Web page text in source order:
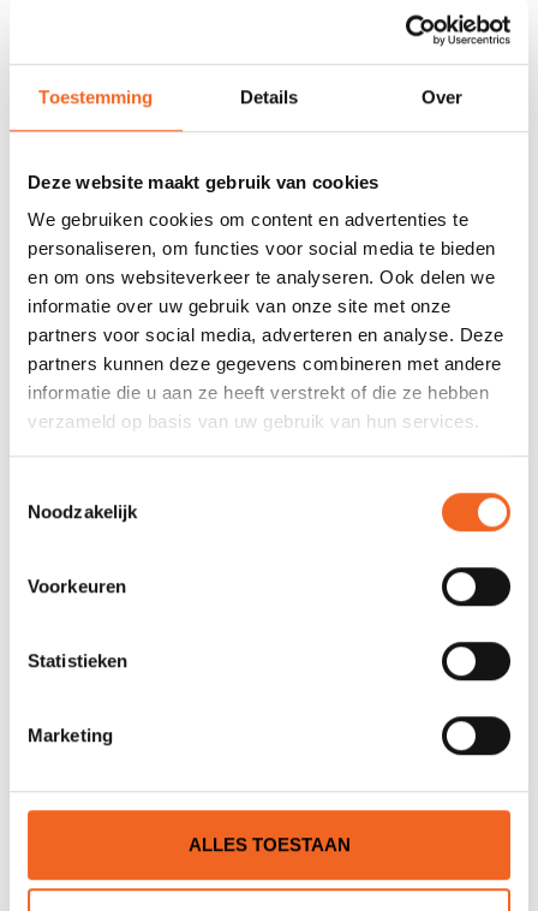
Toestemming Details Over
Deze website maakt gebruik van cookies
We gebruiken cookies om content en advertenties te
personaliseren, om functies voor social media te bieden
en om ons websiteverkeer te analyseren. Ook delen we
informatie over uw gebruik van onze site met onze
partners voor social media, adverteren en analyse. Deze
partners kunnen deze gegevens combineren met andere
informatie die u aan ze heeft verstrekt of die ze hebben
verzameld op basis van uw gebruik van hun services.
Noodzakelijk
Voorkeuren
Statistieken
Marketing
ALLES TOESTAAN
0 sterren op basis van 0 beoordelingen
JE BEOORDELING TOEVOEGEN
GERELATEERDE PRODUCTEN
€69,00
STORMM RIDE RACING
MET RITS, NYLON
€69,00